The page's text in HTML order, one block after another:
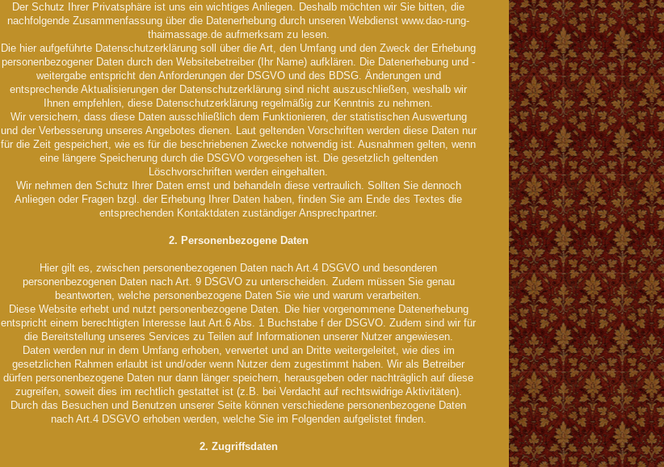
Der Schutz Ihrer Privatsphäre ist uns ein wichtiges Anliegen. Deshalb möchten wir Sie bitten, die
nachfolgende Zusammenfassung über die Datenerhebung durch unseren Webdienst www.dao-rung-
thaimassage.de aufmerksam zu lesen.
Die hier aufgeführte Datenschutzerklärung soll über die Art, den Umfang und den Zweck der Erhebung
personenbezogener Daten durch den Websitebetreiber (Ihr Name) aufklären. Die Datenerhebung und -
weitergabe entspricht den Anforderungen der DSGVO und des BDSG. Änderungen und
entsprechende Aktualisierungen der Datenschutzerklärung sind nicht auszuschließen, weshalb wir
Ihnen empfehlen, diese Datenschutzerklärung regelmäßig zur Kenntnis zu nehmen.
Wir versichern, dass diese Daten ausschließlich dem Funktionieren, der statistischen Auswertung
und der Verbesserung unseres Angebotes dienen. Laut geltenden Vorschriften werden diese Daten nur
für die Zeit gespeichert, wie es für die beschriebenen Zwecke notwendig ist. Ausnahmen gelten, wenn
eine längere Speicherung durch die DSGVO vorgesehen ist. Die gesetzlich geltenden
Löschvorschriften werden eingehalten.
Wir nehmen den Schutz Ihrer Daten ernst und behandeln diese vertraulich. Sollten Sie dennoch
Anliegen oder Fragen bzgl. der Erhebung Ihrer Daten haben, finden Sie am Ende des Textes die
entsprechenden Kontaktdaten zuständiger Ansprechpartner.
2. Personenbezogene Daten
Hier gilt es, zwischen personenbezogenen Daten nach Art.4 DSGVO und besonderen
personenbezogenen Daten nach Art. 9 DSGVO zu unterscheiden. Zudem müssen Sie genau
beantworten, welche personenbezogene Daten Sie wie und warum verarbeiten.
Diese Website erhebt und nutzt personenbezogene Daten. Die hier vorgenommene Datenerhebung
entspricht einem berechtigten Interesse laut Art.6 Abs. 1 Buchstabe f der DSGVO. Zudem sind wir für
die Bereitstellung unseres Services zu Teilen auf Informationen unserer Nutzer angewiesen.
Daten werden nur in dem Umfang erhoben, verwertet und an Dritte weitergeleitet, wie dies im
gesetzlichen Rahmen erlaubt ist und/oder wenn Nutzer dem zugestimmt haben. Wir als Betreiber
dürfen personenbezogene Daten nur dann länger speichern, herausgeben oder nachträglich auf diese
zugreifen, soweit dies im rechtlich gestattet ist (z.B. bei Verdacht auf rechtswidrige Aktivitäten).
Durch das Besuchen und Benutzen unserer Seite können verschiedene personenbezogene Daten
nach Art.4 DSGVO erhoben werden, welche Sie im Folgenden aufgelistet finden.
2. Zugriffsdaten